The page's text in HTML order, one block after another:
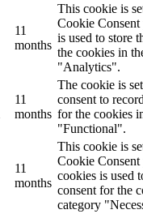
11
months
This cookie is
Cookie
is used to store
the cookies in
"Analytics".
11
months
The cookie is
consent to
for the cookies
"Functional".
11
months
This cookie is
Cookie
cookies is used
consent for the
category